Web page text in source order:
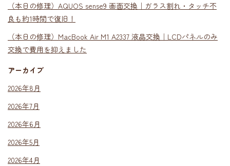
（本日の修理）AQUOS sense9 画面交換｜ガラス割れ・タッチ不
良も約1時間で復旧！
（本日の修理）MacBook Air M1 A2337 液晶交換｜LCDパネルのみ
交換で費用を抑えました
アーカイブ
2026年8月
2026年7月
2026年6月
2026年5月
2026年4月